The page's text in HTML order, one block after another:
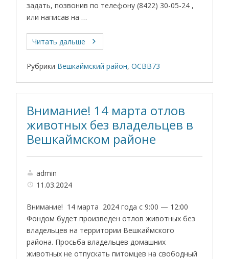
задать, позвонив по телефону (8422) 30-05-24 ,
или написав на …
Читать дальше
Рубрики Вешкаймский район,ОСВВ73
Внимание! 14 марта отлов
животных без владельцев в
Вешкаймском районе
admin
11.03.2024
Внимание! 14 марта 2024 года с 9:00 — 12:00
Фондом будет произведен отлов животных без
владельцев на территории Вешкаймского
района. Просьба владельцев домашних
животных не отпускать питомцев на свободный